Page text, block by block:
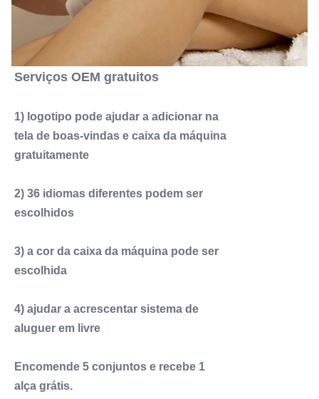
Serviços OEM gratuitos
1) logotipo pode ajudar a adicionar na
tela de boas-vindas e caixa da máquina
gratuitamente
2) 36 idiomas diferentes podem ser
escolhidos
3) a cor da caixa da máquina pode ser
escolhida
4) ajudar a acrescentar sistema de
aluguer em livre
Encomende 5 conjuntos e recebe 1
alça grátis.